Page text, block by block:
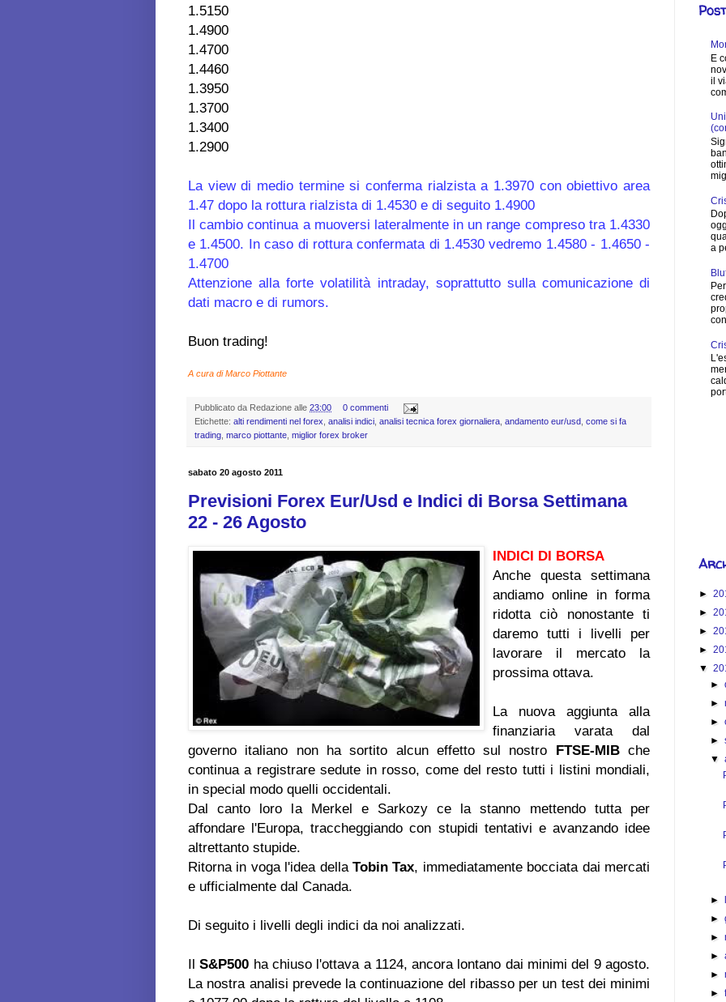
1.5150
1.4900
1.4700
1.4460
1.3950
1.3700
1.3400
1.2900
La view di medio termine si conferma rialzista a 1.3970 con obiettivo area
1.47 dopo la rottura rialzista di 1.4530 e di seguito 1.4900
Il cambio continua a muoversi lateralmente in un range compreso tra 1.4330
e 1.4500. In caso di rottura confermata di 1.4530 vedremo 1.4580 - 1.4650 -
1.4700
Attenzione alla forte volatilità intraday, soprattutto sulla comunicazione di
dati macro e di rumors.
Buon trading!
A cura di Marco Piottante
Pubblicato da Redazione alle 23:00
0 commenti
Etichette: alti rendimenti nel forex, analisi indici, analisi tecnica forex giornaliera, andamento eur/usd, come si fa
trading, marco piottante, miglior forex broker
sabato 20 agosto 2011
Previsioni Forex Eur/Usd e Indici di Borsa Settimana
22 - 26 Agosto
INDICI DI BORSA
Anche questa settimana
andiamo online in forma
ridotta ciò nonostante ti
daremo tutti i livelli per
lavorare il mercato la
prossima ottava.
La nuova aggiunta alla
finanziaria varata dal
governo italiano non ha sortito alcun effetto sul nostro FTSE-MIBche
continua a registrare sedute in rosso, come del resto tutti i listini mondiali,
in special modo quelli occidentali.
Dal canto loro la Merkel e Sarkozy ce la stanno mettendo tutta per
affondare l'Europa, traccheggiando con stupidi tentativi e avanzando idee
altrettanto stupide.
Ritorna in voga l'idea della Tobin Tax, immediatamente bocciata dai mercati
e ufficialmente dal Canada.
Di seguito i livelli degli indici da noi analizzati.
IlS&P500 ha chiuso l'ottava a 1124, ancora lontano dai minimi del 9 agosto.
La nostra analisi prevede la continuazione del ribasso per un test dei minimi
E
il
a
►
►
►
►
▼
►
►
►
►
▼
►
►
►
►
►
►